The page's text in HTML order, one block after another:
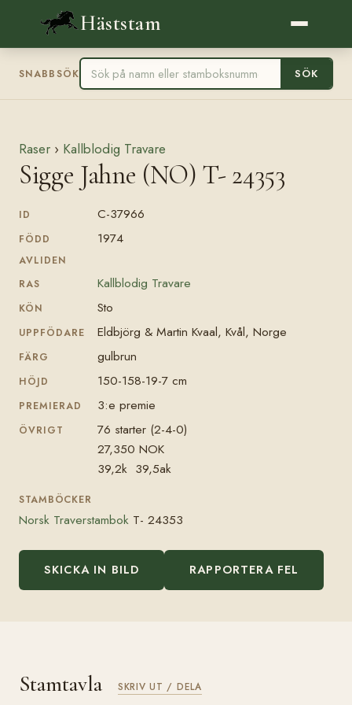
Häststam
SNABBSÖK SÖK
Raser › Kallblodig Travare
Sigge Jahne (NO) T- 24353
ID C-37966
FÖDD 1974
AVLIDEN
RAS
Kallblodig Travare
KÖN Sto
UPPFÖDARE Eldbjörg & Martin Kvaal, Kvål, Norge
FÄRG gulbrun
HÖJD 150-158-19-7 cm
PREMIERAD 3:e premie
ÖVRIGT
76 starter (2-4-0)
27,350 NOK
39,2k 39,5ak
STAMBÖCKER
Norsk Traverstambok T- 24353
SKICKA IN BILD RAPPORTERA FEL
Stamtavla SKRIV UT / DELA